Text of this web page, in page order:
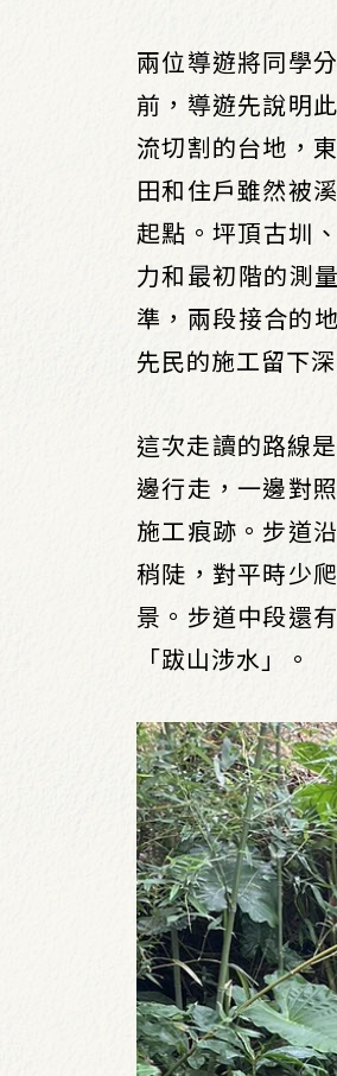
兩位導遊將同學
前，導遊先說明
流切割的台地，
田和住戶雖然被
起點。坪頂古圳
力和最初階的測
準，兩段接合的
先民的施工留下
這次走讀的路線
邊行走，一邊對
施工痕跡。步道
稍陡，對平時少
景。步道中段還
「跋山涉水」。